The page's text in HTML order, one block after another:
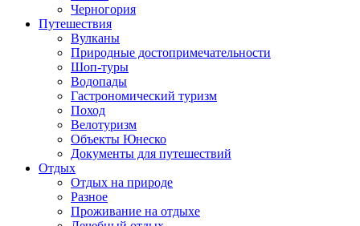
Черногория
Путешествия
Вулканы
Природные достопримечательности
Шоп-туры
Водопады
Гастрономический туризм
Поход
Велотуризм
Объекты Юнеско
Документы для путешествий
Отдых
Отдых на природе
Разное
Проживание на отдыхе